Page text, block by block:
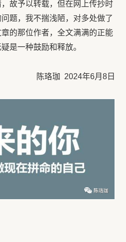
故予以转载，但在网上传抄时
题，我不揣浅陋，对多处做了
的那位作者，全文满满的正能
是一种鼓励和释放。
珞珈 2024年6月8日